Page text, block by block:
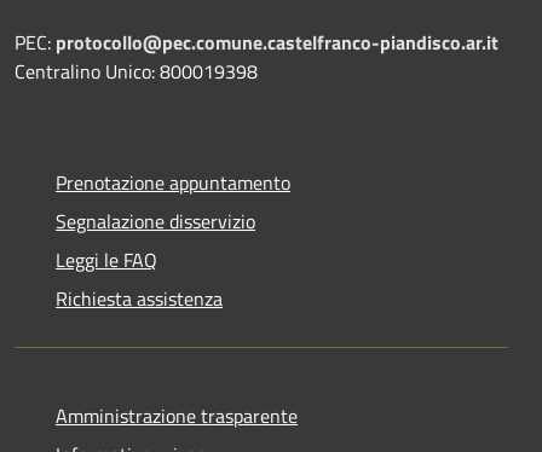
PEC: protocollo@pec.comune.castelfranco-piandisco.ar.it
Centralino Unico: 800019398
Prenotazione appuntamento
Segnalazione disservizio
Leggi le FAQ
Richiesta assistenza
Amministrazione trasparente